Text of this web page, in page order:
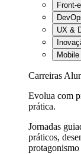
Front-
UX &
Mobile
Carreiras
Evolua com
prática.
Jornadas
práticos,